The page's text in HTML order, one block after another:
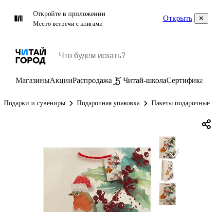
Откройте в приложении
Место встречи с книгами
Открыть
МагазиныАкцииРаспродажа Читай-школаСертификаты
Подарки и сувениры Подарочная упаковка Пакеты подарочные